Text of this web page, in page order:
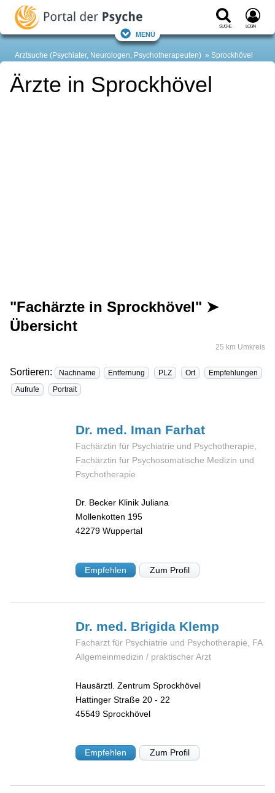
Suche Login
Menü
Arztsuche (Psychiater, Neurologen, Psychotherapeuten) Sprockhövel
Ärzte in Sprockhövel
"Fachärzte in Sprockhövel" ➤
Übersicht
25 km Umkreis
Sortieren: Nachname Entfernung PLZ Ort
Empfehlungen
Aufrufe
Portrait
Dr. med. Iman Farhat
Fachärztin für Psychiatrie und Psychotherapie,
Fachärztin für Psychosomatische Medizin und
Psychotherapie
Dr. Becker Klinik Juliana
Mollenkotten 195
42279 Wuppertal
Empfehlen Zum Profil
Dr. med. Brigida Klemp
Facharzt für Psychiatrie und Psychotherapie, FA
Allgemeinmedizin / praktischer Arzt
Hausärztl. Zentrum Sprockhövel
Hattinger Straße 20 - 22
45549 Sprockhövel
Empfehlen Zum Profil